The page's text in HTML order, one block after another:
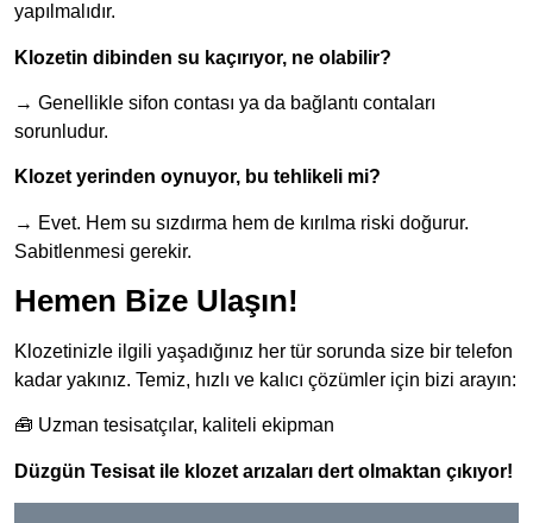
yapılmalıdır.
Klozetin dibinden su kaçırıyor, ne olabilir?
→ Genellikle sifon contası ya da bağlantı contaları
sorunludur.
Klozet yerinden oynuyor, bu tehlikeli mi?
→ Evet. Hem su sızdırma hem de kırılma riski doğurur.
Sabitlenmesi gerekir.
Hemen Bize Ulaşın!
Klozetinizle ilgili yaşadığınız her tür sorunda size bir telefon
kadar yakınız. Temiz, hızlı ve kalıcı çözümler için bizi arayın:
🧰 Uzman tesisatçılar, kaliteli ekipman
Düzgün Tesisat ile klozet arızaları dert olmaktan çıkıyor!